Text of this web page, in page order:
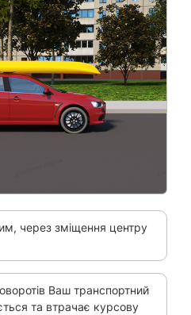
через зміщення центру
Ваш транспортний
та втрачає курсову